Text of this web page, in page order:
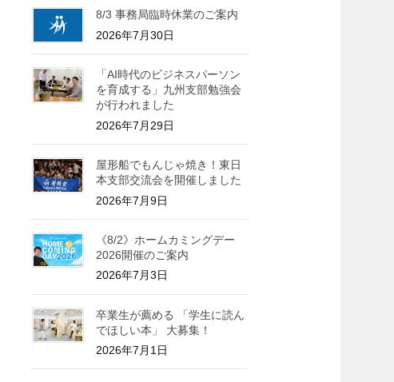
8/3 事務局臨時休業のご案内
2026年7月30日
「AI時代のビジネスパーソン
を育成する」九州支部勉強会
が行われました
2026年7月29日
屋形船でもんじゃ焼き！東日
本支部交流会を開催しました
2026年7月9日
《8/2》ホームカミングデー
2026開催のご案内
2026年7月3日
卒業生が薦める 「学生に読ん
でほしい本」 大募集！
2026年7月1日